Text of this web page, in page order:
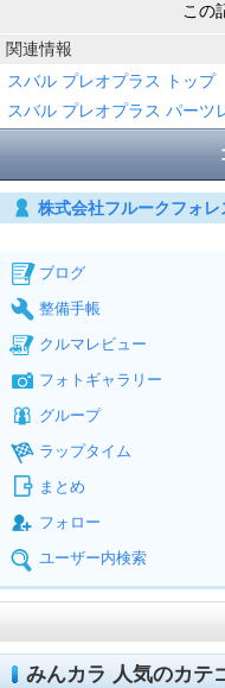
この
関連情報
スバル プレオプラス トップ
スバル プレオプラス パーツ
株式会社フルークフォレ
ブログ
整備手帳
クルマレビュー
フォトギャラリー
グループ
ラップタイム
まとめ
フォロー
ユーザー内検索
みんカラ 人気のカテ